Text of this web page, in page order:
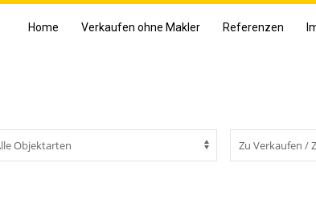
Home Verkaufen ohne Makler Referenzen